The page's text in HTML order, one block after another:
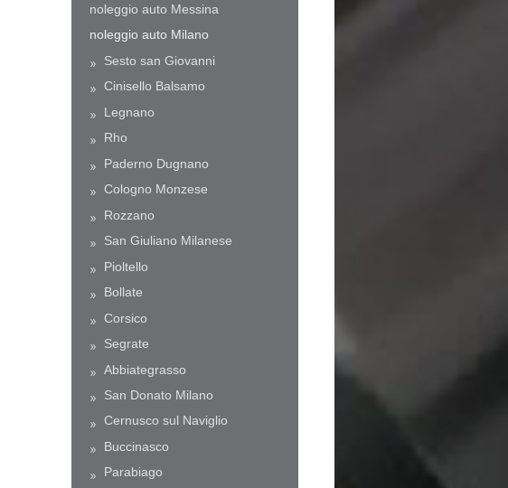
noleggio auto Messina
noleggio auto Milano
Sesto san Giovanni
Cinisello Balsamo
Legnano
Rho
Paderno Dugnano
Cologno Monzese
Rozzano
San Giuliano Milanese
Pioltello
Bollate
Corsico
Segrate
Abbiategrasso
San Donato Milano
Cernusco sul Naviglio
Buccinasco
Parabiago